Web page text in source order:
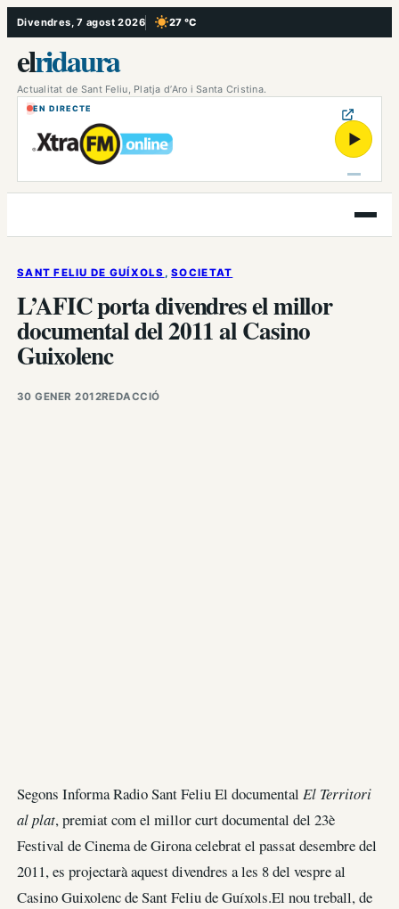
Vés
al
contingut
Divendres, 7 agost 2026 27 °C
, Cel serè
elridaura
Actualitat de Sant Feliu, Platja d’Aro i Santa Cristina.
EN DIRECTE
▶
Obre
el
SANT FELIU DE GUÍXOLS , SOCIETAT
L’AFIC porta divendres el millor
documental del 2011 al Casino
Guixolenc
30 GENER 2012REDACCIÓ
Segons Informa Radio Sant Feliu El documental El Territori
al plat, premiat com el millor curt documental del 23è
Festival de Cinema de Girona celebrat el passat desembre del
2011, es projectarà aquest divendres a les 8 del vespre al
Casino Guixolenc de Sant Feliu de Guíxols.El nou treball, de